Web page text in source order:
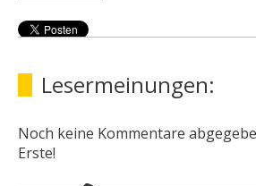
Lesermeinungen:
Noch keine Kommentare
Erste!